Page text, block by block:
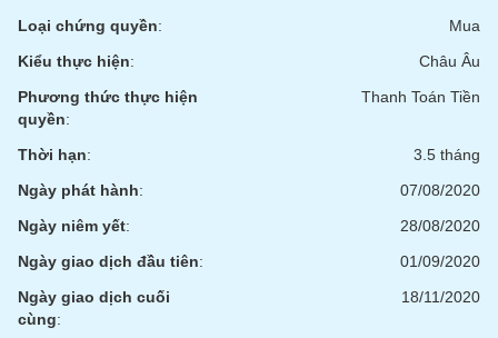
tiết
Tổng
Giao
dịch
Tài
chính
Phân
tích
thuật
Loại chứng quyền:
Mua
Kiểu thực hiện:
Châu Âu
Phương thức thực hiện
quyền:
Thanh Toán Tiền
Thời hạn:
3.5 tháng
Ngày phát hành:
07/08/2020
Ngày niêm yết:
28/08/2020
Ngày giao dịch đầu tiên:
01/09/2020
Ngày giao dịch cuối
cùng:
18/11/2020
(-)
VS-
SECTOR
NĂNG